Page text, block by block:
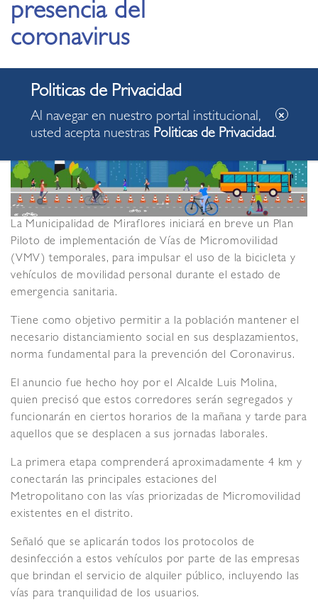
presencia del
coronavirus
19.04.2020
La Municipalidad de Miraflores iniciará en breve un Plan
Piloto de implementación de Vías de Micromovilidad
(VMV) temporales, para impulsar el uso de la bicicleta y
vehículos de movilidad personal durante el estado de
emergencia sanitaria.
Tiene como objetivo permitir a la población mantener el
necesario distanciamiento social en sus desplazamientos,
norma fundamental para la prevención del Coronavirus.
El anuncio fue hecho hoy por el Alcalde Luis Molina,
quien precisó que estos corredores serán segregados y
funcionarán en ciertos horarios de la mañana y tarde para
aquellos que se desplacen a sus jornadas laborales.
La primera etapa comprenderá aproximadamente 4 km y
conectarán las principales estaciones del
Metropolitano con las vías priorizadas de Micromovilidad
existentes en el distrito.
Señaló que se aplicarán todos los protocolos de
desinfección a estos vehículos por parte de las empresas
que brindan el servicio de alquiler público, incluyendo las
vías para tranquilidad de los usuarios.
Al navegar en nuestro portal institucional,
usted acepta nuestras Politicas de Privacidad.